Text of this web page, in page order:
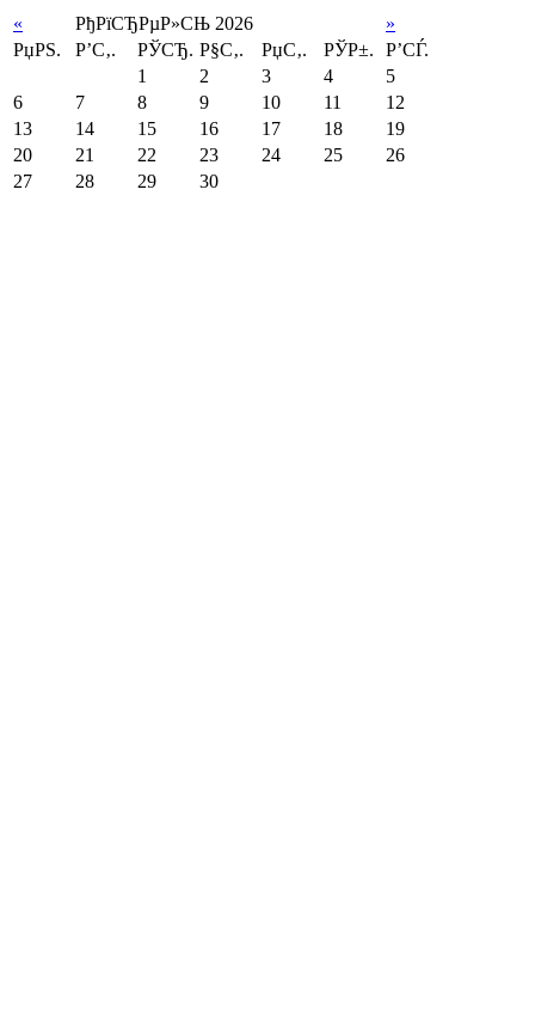
« РђРїСЂРµР»СЊ 2026
»
РџРЅ.
Р’С‚. РЎСЂ. Р§С‚. РџС‚. РЎР±.
Р’СЃ.
1
2 3 4
5
6
7 8 9 10 11
12
13
14 15 16 17 18
19
20
21 22 23 24 25
26
27
28 29 30